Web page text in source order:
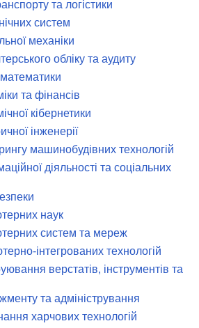
та логістики
систем
механіки
обліку та аудиту
та фінансів
кібернетики
інженерії
машинобудівних технологій
діяльності та соціальних
наук
систем та мереж
інтегрованих технологій
верстатів, інструментів та
та адміністрування
харчових технологій